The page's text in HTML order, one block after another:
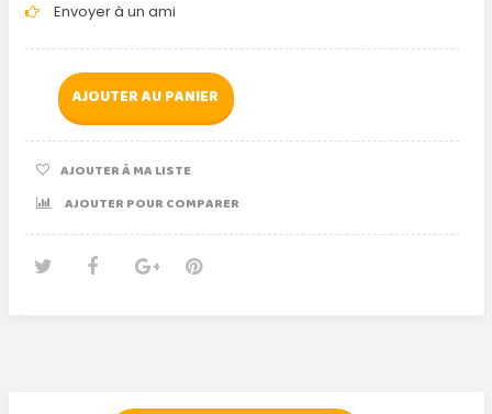
Envoyer à un ami
AJOUTER AU PANIER
AJOUTER À MA LISTE
AJOUTER POUR COMPARER